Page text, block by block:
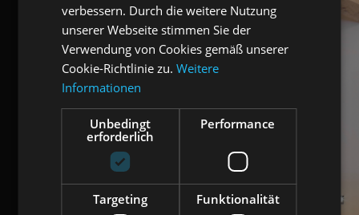
verbessern. Durch die weitere Nutzung
unserer Webseite stimmen Sie der
Verwendung von Cookies gemäß unserer
Cookie-Richtlinie zu. Weitere
Informationen
Unbedingt
erforderlich
Performance
Targeting Funktionalität